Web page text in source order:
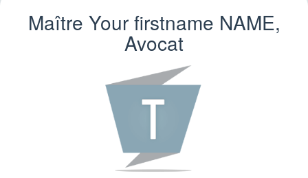
Maître Your firstname NAME,
Avocat